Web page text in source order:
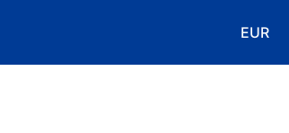
EUR